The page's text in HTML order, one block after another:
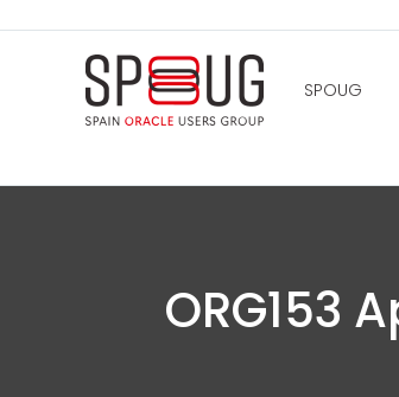
SPOUG
ORG153